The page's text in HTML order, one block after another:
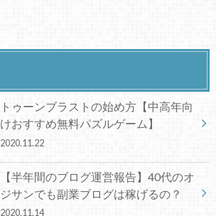
トゥーンブラストの始め方【中高年向
けおすすめ無料パズルゲーム】
2020.11.22
【半年間のブログ運営報告】40代のオ
ジサンでも副業ブログは稼げるの？
2020.11.14